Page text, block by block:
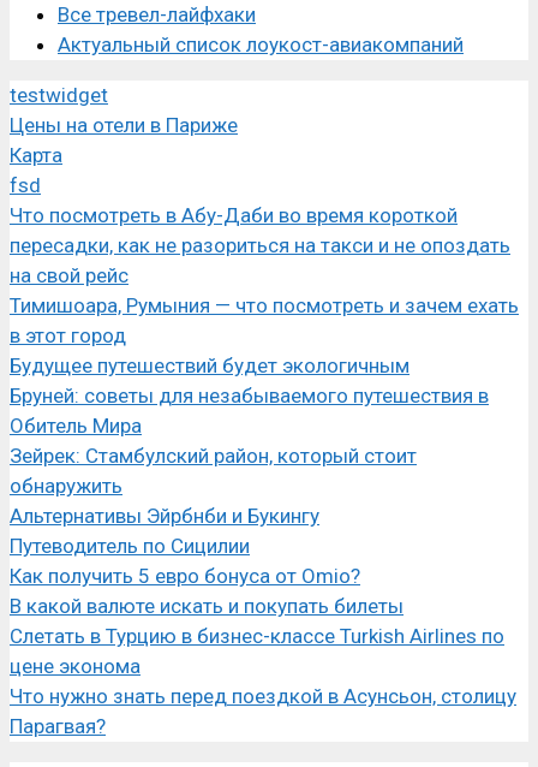
Все тревел-лайфхаки
Актуальный список лоукост-авиакомпаний
testwidget
Цены на отели в Париже
Карта
fsd
Что посмотреть в Абу-Даби во время короткой
пересадки, как не разориться на такси и не опоздать
на свой рейс
Тимишоара, Румыния — что посмотреть и зачем ехать
в этот город
Будущее путешествий будет экологичным
Бруней: советы для незабываемого путешествия в
Обитель Мира
Зейрек: Стамбулский район, который стоит
обнаружить
Альтернативы Эйрбнби и Букингу
Путеводитель по Сицилии
Как получить 5 евро бонуса от Omio?
В какой валюте искать и покупать билеты
Слетать в Турцию в бизнес-классе Turkish Airlines по
цене эконома
Что нужно знать перед поездкой в Асунсьон, столицу
Парагвая?